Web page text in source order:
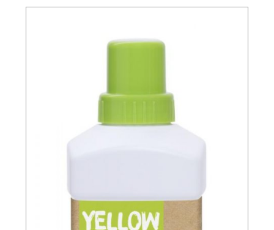
muže, ženy i děti. Můžete zvolit lehké, střední nebo
z merino vlny udržují nohy v suchu, eliminují zápach a
2. Oblečení z merino vlny
Trička, tílka, svetry – kousky, které nosíte blízko těla.
Materiál zajišťuje optimální mikroklima, odvádí
sport či každodenní nošení. Vhodné tam, kde je třeba
komfort i výkon materiálu.